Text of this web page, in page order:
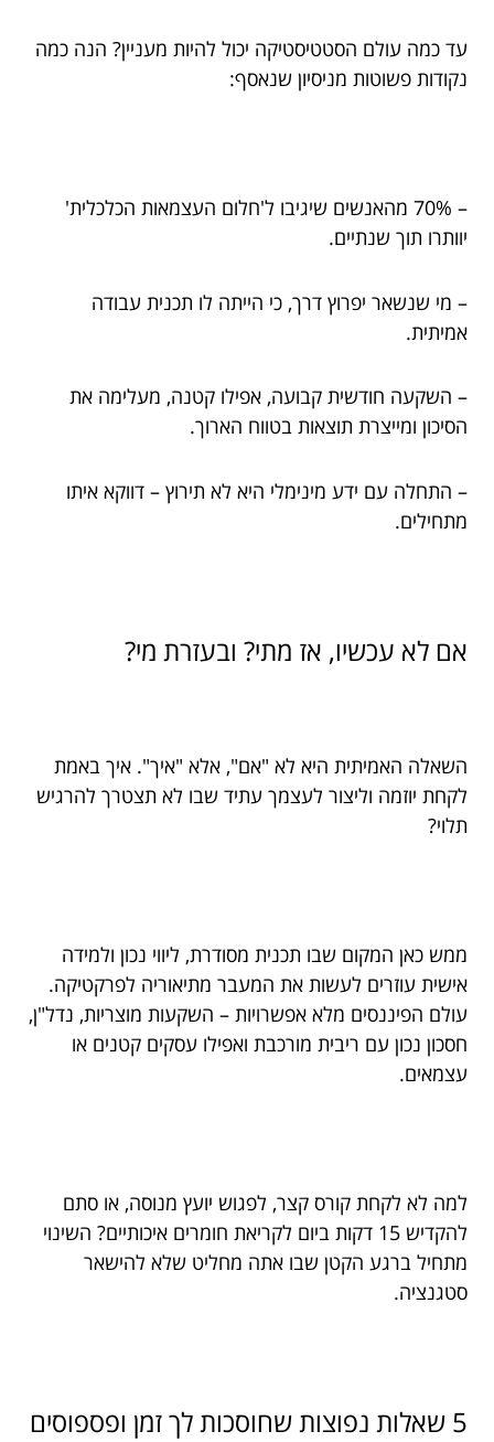
עד כמה עולם הסטטיסטיקה יכול להיות מעניין? הנה כמה
נקודות פשוטות מניסיון שנאסף:
– 70% מהאנשים שיגיבו ל'חלום העצמאות הכלכלית'
יוותרו תוך שנתיים.
– מי שנשאר יפרוץ דרך, כי הייתה לו תכנית עבודה
אמיתית.
– השקעה חודשית קבועה, אפילו קטנה, מעלימה את
הסיכון ומייצרת תוצאות בטווח הארוך.
– התחלה עם ידע מינימלי היא לא תירוץ – דווקא איתו
מתחילים.
אם לא עכשיו, אז מתי? ובעזרת מי?
השאלה האמיתית היא לא "אם", אלא "איך". איך באמת
לקחת יוזמה וליצור לעצמך עתיד שבו לא תצטרך להרגיש
תלוי?
ממש כאן המקום שבו תכנית מסודרת, ליווי נכון ולמידה
אישית עוזרים לעשות את המעבר מתיאוריה לפרקטיקה.
עולם הפיננסים מלא אפשרויות – השקעות מוצריות, נדל"ן,
חסכון נכון עם ריבית מורכבת ואפילו עסקים קטנים או
עצמאים.
למה לא לקחת קורס קצר, לפגוש יועץ מנוסה, או סתם
להקדיש 15 דקות ביום לקריאת חומרים איכותיים? השינוי
מתחיל ברגע הקטן שבו אתה מחליט שלא להישאר
סטגנציה.
5 שאלות נפוצות שחוסכות לך זמן ופספוסים